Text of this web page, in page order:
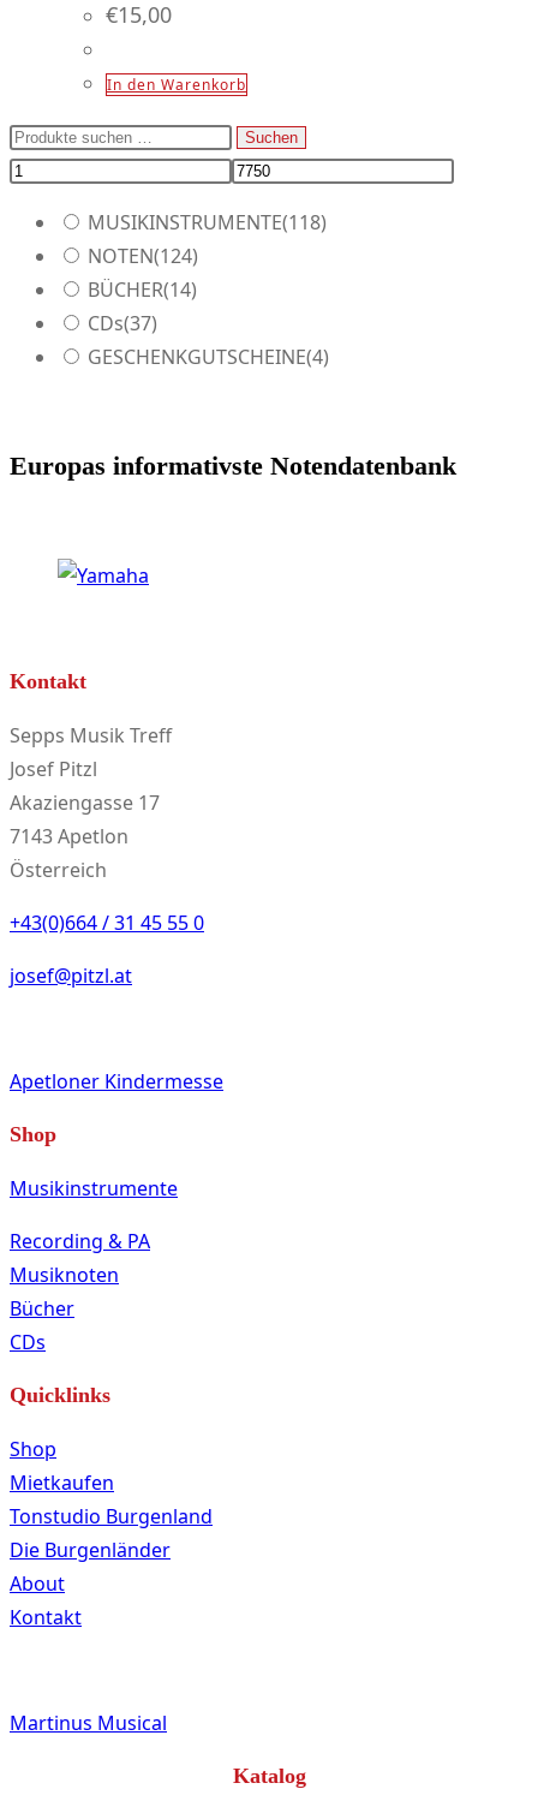
€15,00
In den Warenkorb
Suchen
nach:
Suchen
MUSIKINSTRUMENTE(118)
NOTEN(124)
BÜCHER(14)
CDs(37)
GESCHENKGUTSCHEINE(4)
Europas informativste Notendatenbank
Kontakt
Sepps Musik Treff
Josef Pitzl
Akaziengasse 17
7143 Apetlon
Österreich
+43(0)664 / 31 45 55 0
josef@pitzl.at
Apetloner Kindermesse
Shop
Musikinstrumente
Recording & PA
Musiknoten
Bücher
CDs
Quicklinks
Shop
Mietkaufen
Tonstudio Burgenland
Die Burgenländer
About
Kontakt
Martinus Musical
Katalog